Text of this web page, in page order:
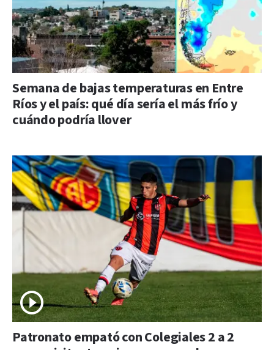
Semana de bajas temperaturas en Entre
Ríos y el país: qué día sería el más frío y
cuándo podría llover
Patronato empató con Colegiales 2 a 2